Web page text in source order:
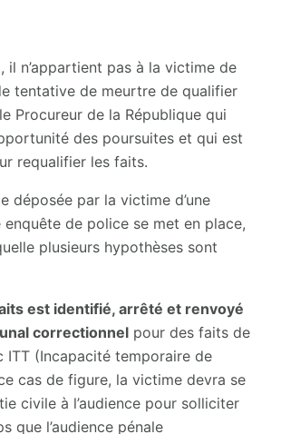
il n’appartient pas à la victime de
tentative de meurtre de qualifier
Procureur de la République qui
des poursuites et qui est
requalifier les faits.
déposée par la victime d’une
enquête de police se met en place,
plusieurs hypothèses sont
est identifié, arrêté et renvoyé
correctionnelpour des faits de
ITT (Incapacité temporaire de
cas de figure, la victime devra se
civile à l’audience pour solliciter
que l’audience pénale